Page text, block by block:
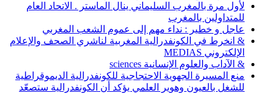
لأول مرة بالمغرب السليماني ينال الماستر . الاتحاد العام
للمتداولين بالمغرب
عاجل و خطير : نداء مهم إلى عموم الشعب المغربي
& انخرط في الكونفدرالية المغربية لناشري الصحف والإعلام
الإلكتروني MEDIAS
& الآداب والعلوم الإنسانية sciences
منع المسيرة الجهوية الاحتجاجية للكونفدرالية الديموقراطية
للشغل بالعيون وهوير العلمي يؤكد أن الكونفدرالية ستصعّد